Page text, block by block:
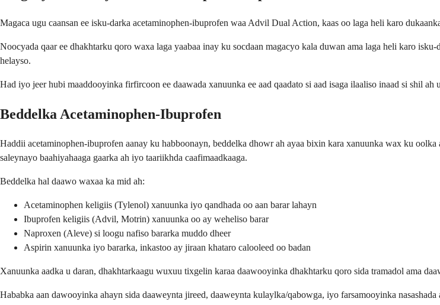
Magaca ugu caansan ee isku-darka acetaminophen-ibuprofen waa Advil Dual Action, kaas oo laga heli karo
Noocyada qaar ee dhakhtarku qoro waxa laga yaabaa inay ku socdaan magacyo kala duwan ama laga heli karo
helayso.
Had iyo jeer hubi maaddooyinka firfircoon ee daawada xanuunka ee aad qaadato si aad isaga ilaaliso inaad si shil
Beddelka Acetaminophen-Ibuprofen
Haddii acetaminophen-ibuprofen aanay ku habboonayn, beddelka dhowr ah ayaa bixin kara xanuunka wax ku
saleynayo baahiyahaaga gaarka ah iyo taariikhda caafimaadkaaga.
Beddelka hal daawo waxaa ka mid ah:
Acetaminophen keligiis (Tylenol) xanuunka iyo qandhada oo aan barar lahayn
Ibuprofen keligiis (Advil, Motrin) xanuunka oo ay weheliso barar
Naproxen (Aleve) si loogu nafiso bararka muddo dheer
Aspirin xanuunka iyo bararka, inkastoo ay jiraan khataro calooleed oo badan
Xanuunka aadka u daran, dhakhtarkaagu wuxuu tixgelin karaa daawooyinka dhakhtarku qoro sida tramadol ama
Hababka aan dawooyinka ahayn sida daaweynta jireed, daaweynta kulaylka/qabowga, iyo farsamooyinka